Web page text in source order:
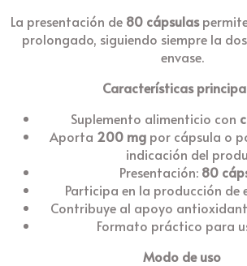
La presentación de 80 cápsulas
prolongado, siguiendo siempre la
envase.
Características
Suplemento alimenticio con
Aporta 200 mgpor cápsula o
indicación del
Presentación: 80
Participa en la producción de
Contribuye al apoyo
Formato práctico para
Modo de uso